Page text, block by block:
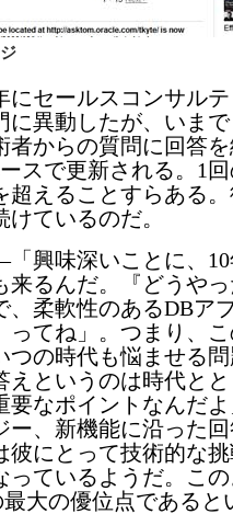
セールスコンサルテ
に異動したが、いま
者からの質問に回答
スで更新される。1
超えることすらある
ているのだ。
興味深いことに、10
来るんだ。『どうや
、柔軟性のあるDBア
ってね」。つまり、
つの時代も悩ませる
えというのは時代と
要なポイントなんだ
ー、新機能に沿った
彼にとって技術的な
っているようだ。こ
大の優位点であると